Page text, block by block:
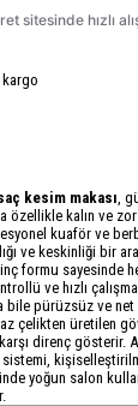
kesim makası,
özellikle kalın ve
kuaför ve
ve keskinliği bir
formu sayesinde
ve hızlı
bile pürüzsüz ve
çelikten üretilen
direnç gösterir.
yoğun salon